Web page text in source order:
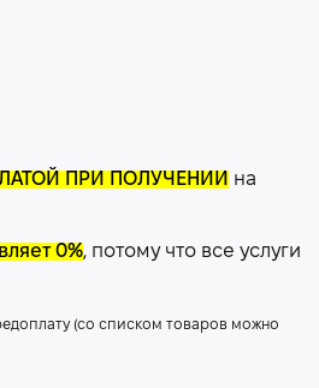
ПРИ ПОЛУЧЕНИИ на
0%, потому что все услуги
(со списком товаров можно